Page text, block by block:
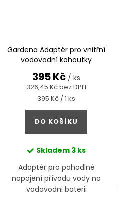
Gardena Adaptér pro vnitřní
vodovodní kohoutky
326,45 Kč bez DPH
395 Kč / ks
Měrná
cena:
395 Kč / 1 ks
DO KOŠÍKU
Skladem 3 ks
Adaptér pro pohodlné
napojení přívodu vody na
vodovodni baterii